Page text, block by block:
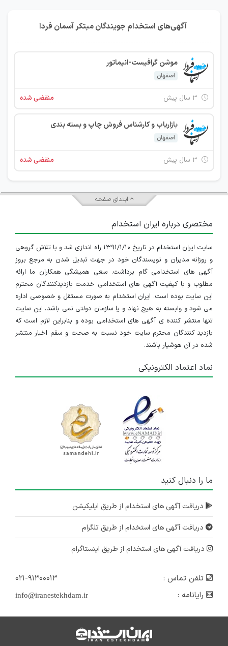
IranEstekhdam.ir
آگهی‌های استخدام جویندگان مبتکر آسمان فردا
موشن گرافیست-انیماتور
اصفهان
منقضی شده
بازاریاب و کارشناس فروش چاپ و بسته بندی
اصفهان
منقضی شده
ابتدای صفحه
مختصری درباره ایران استخدام
سایت ایران استخدام در تاریخ ۱۳۹۱/۱/۱۰ راه اندازی شد و با تلاش گروهی
و روزانه مدیران و نویسندگان خود در جهت تبدیل شدن به مرجع بروز
آگهی های استخدامی گام برداشت. سعی همیشگی همکاران ما ارائه
مطلوب و با کیفیت آگهی های استخدامی خدمت بازدیدکنندگان محترم
این سایت بوده است. ایران استخدام به صورت مستقل و خصوصی اداره
می شود و وابسته به هیچ نهاد و یا سازمان دولتی نمی باشد، این سایت
تنها منتشر کننده ی آگهی های استخدامی بوده و بنابراین لازم است که
بازدید کنندگان محترم سایت خود نسبت به صحت و سقم اخبار منتشر
شده در آن هوشیار باشند.
نماد اعتماد الکترونیکی
ما را دنبال کنید
دریافت آگهی های استخدام از طریق اپلیکیشن
دریافت آگهی های استخدام از طریق تلگرام
دریافت آگهی های استخدام از طریق اینستاگرام
تلفن تماس :
۰۲۱-۹۱۳۰۰۰۱۳
رایانامه :
info@iranestekhdam.ir